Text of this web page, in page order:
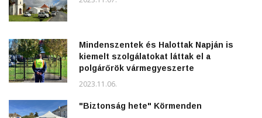
Mindenszentek és Halottak Napján is
kiemelt szolgálatokat láttak el a
polgárőrök vármegyeszerte
2023.11.06.
"Biztonság hete" Körmenden